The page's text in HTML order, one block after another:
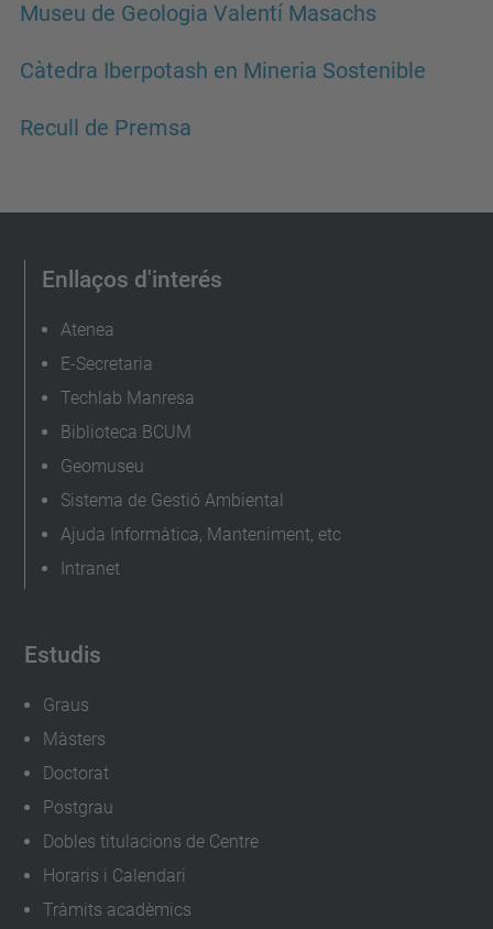
Museu de Geologia Valentí Masachs
Càtedra Iberpotash en Mineria Sostenible
Recull de Premsa
Estudis
Graus
Màsters
Doctorat
Postgrau
Dobles titulacions de Centre
Horaris i Calendari
Tràmits acadèmics
Enllaços d'interés
Atenea
E-Secretaria
Techlab Manresa
Biblioteca BCUM
Geomuseu
Sistema de Gestió Ambiental
Ajuda Informàtica, Manteniment, etc
Intranet